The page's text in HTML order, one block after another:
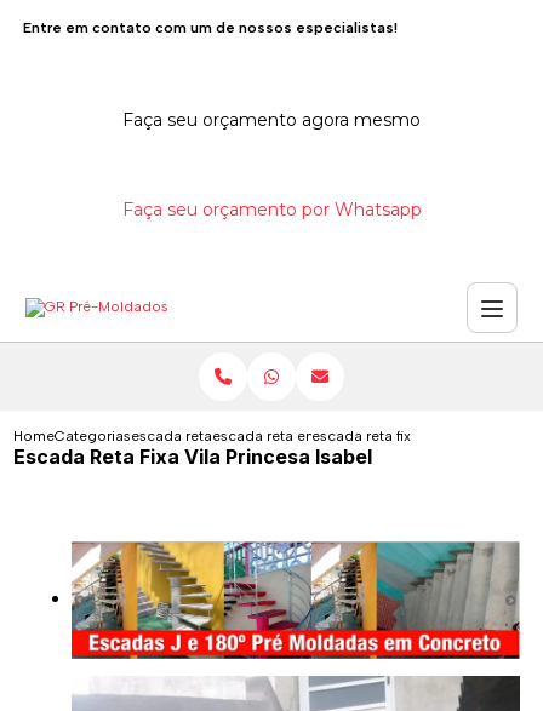
Entre em contato com um de nossos especialistas!
Faça seu orçamento agora mesmo
Faça seu orçamento por Whatsapp
HomeCategoriasescada retaescada reta em concreto pre moldada
escada reta fixa vila princesa
Escada Reta Fixa Vila Princesa Isabel